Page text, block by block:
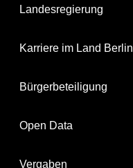
Landesregierung
Karriere im Land Berlin
Bürgerbeteiligung
Open Data
Vergaben